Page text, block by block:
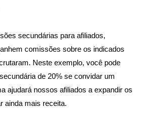
secundárias para afiliados,
comissões sobre os indicados
Neste exemplo, você pode
de 20% se convidar um
ajudará nossos afiliados a expandir os
ainda mais receita.